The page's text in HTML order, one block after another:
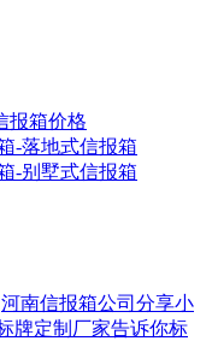
报箱价格
-落地式信报箱
-别墅式信报箱
河南信报箱公司分享小
牌定制厂家告诉你标